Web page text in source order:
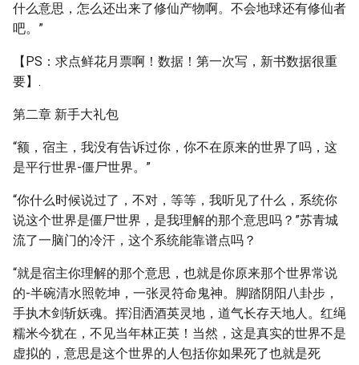
什么意思，怎么还出来了修仙产物啊。不会地球还有修仙者
吧。”
【PS：求点鲜花月票啊！数据！第一次写，新书数据很重
要】.
第二章 新手大礼包
“额，宿主，我没有告诉过你，你不在原来的世界了吗，这
是平行世界-僵尸世界。”
“你什么时候说过了，不对，等等，我听见了什么，系统你
说这个世界是僵尸世界，是我理解的那个意思吗？”苏青城
流了一脑门的冷汗，这个系统能靠谱点吗？
“就是宿主你理解的那个意思，也就是你原来那个世界常说
的-半碗清水照乾坤，一张灵符命鬼神。脚踏阴阳八卦步，
手执木剑斩妖魂。挥泪洒酒英灵地，道气长存天地人。红绳
糯米今犹在，不见当年林正英！当然，这是真实的世界不是
虚拟的，意思是这个世界的人包括你如果死了也就是死